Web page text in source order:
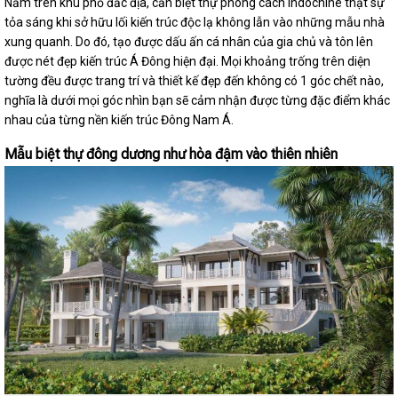
tỏa sáng khi sở hữu lối kiến trúc độc lạ không lẫn vào những mẫu nhà
xung quanh. Do đó, tạo được dấu ấn cá nhân của gia chủ và tôn lên
được nét đẹp kiến trúc Á Đông hiện đại. Mọi khoảng trống trên diện
tường đều được trang trí và thiết kế đẹp đến không có 1 góc chết nào,
nghĩa là dưới mọi góc nhìn bạn sẽ cảm nhận được từng đặc điểm khác
nhau của từng nền kiến trúc Đông Nam Á.
Mẫu biệt thự đông dương như hòa đậm vào thiên nhiên